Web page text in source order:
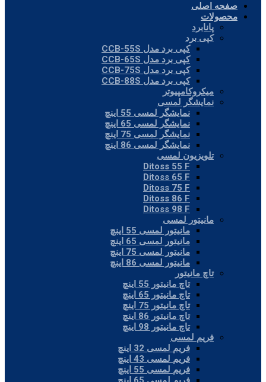
صفحه اصلی
محصولات
پانابرد
کپی برد
کپی برد مدل CCB-55S
کپی برد مدل CCB-65S
کپی برد مدل CCB-75S
کپی برد مدل CCB-88S
میکروکامپیوتر
نمایشگر لمسی
نمایشگر لمسی 55 اینچ
نمایشگر لمسی 65 اینچ
نمایشگر لمسی 75 اینچ
نمایشگر لمسی 86 اینچ
تلویزیون لمسی
Ditoss 55 F
Ditoss 65 F
Ditoss 75 F
Ditoss 86 F
Ditoss 98 F
مانیتور لمسی
مانیتور لمسی 55 اینچ
مانیتور لمسی 65 اینچ
مانیتور لمسی 75 اینچ
مانیتور لمسی 86 اینچ
تاچ مانیتور
تاچ مانیتور 55 اینچ
تاچ مانیتور 65 اینچ
تاچ مانیتور 75 اینچ
تاچ مانیتور 86 اینچ
تاچ مانیتور 98 اینچ
فریم لمسی
فریم لمسی 32 اینچ
فریم لمسی 43 اینچ
فریم لمسی 55 اینچ